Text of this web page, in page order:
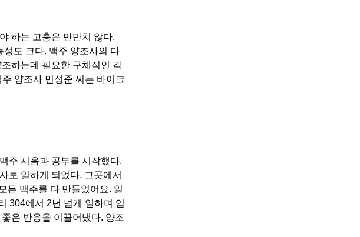
하는 고충은 만만치 않다.
도 크다. 맥주 양조사의 다
하는데 필요한 구체적인 각
양조사 민성준 씨는 바이크
주 시음과 공부를 시작했다.
로 일하게 되었다. 그곳에서
든 맥주를 다 만들었어요. 일
304에서 2년 넘게 일하며 입
은 반응을 이끌어냈다. 양조